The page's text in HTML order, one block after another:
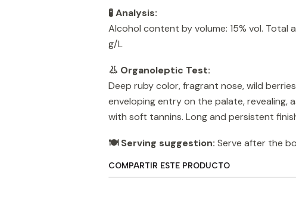
🧪 Analysis:
Alcohol content by volume: 15% vol. Total
g/L
👃 Organoleptic Test:
Deep ruby ​​color, fragrant nose, wild
enveloping entry on the palate,
with soft tannins. Long and persistent
🍽️ Serving suggestion: Serve after the
COMPARTIR ESTE PRODUCTO